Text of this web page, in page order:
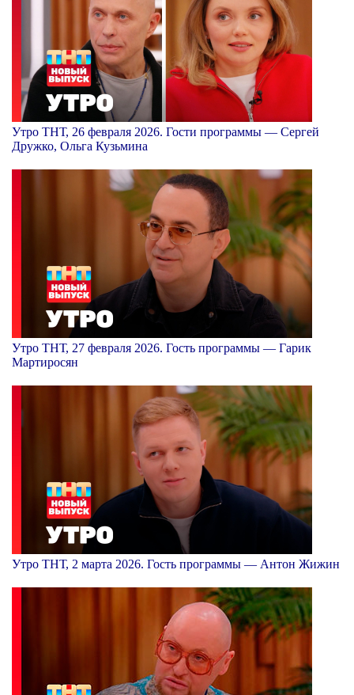
Утро ТНТ, 26 февраля 2026. Гости программы — Сергей
Дружко, Ольга Кузьмина
Утро ТНТ, 27 февраля 2026. Гость программы — Гарик
Мартиросян
Утро ТНТ, 2 марта 2026. Гость программы — Антон Жижин